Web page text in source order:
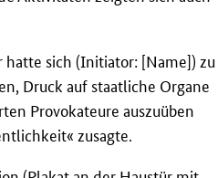
hatte sich (Initiator: [Name]) zu
Druck auf staatliche Organe
Provokateure auszuüben
zusagte.